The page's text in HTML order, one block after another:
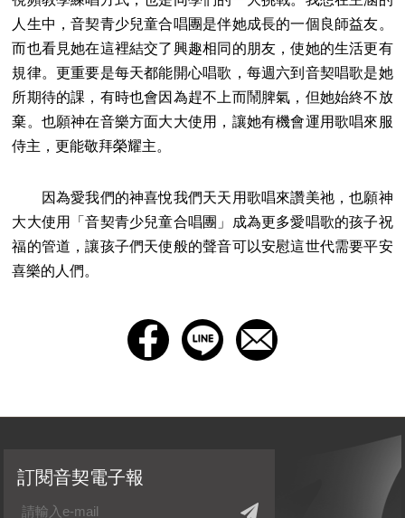
人生中，音契青少兒童合唱團是伴她成長的一個良師益友。
而也看見她在這裡結交了興趣相同的朋友，使她的生活更有
規律。更重要是每天都能開心唱歌，每週六到音契唱歌是她
所期待的課，有時也會因為趕不上而鬧脾氣，但她始終不放
棄。也願神在音樂方面大大使用，讓她有機會運用歌唱來服
侍主，更能敬拜榮耀主。
因為愛我們的神喜悅我們天天用歌唱來讚美祂，也願神
大大使用「音契青少兒童合唱團」成為更多愛唱歌的孩子祝
福的管道，讓孩子們天使般的聲音可以安慰這世代需要平安
喜樂的人們。
訂閱音契電子報